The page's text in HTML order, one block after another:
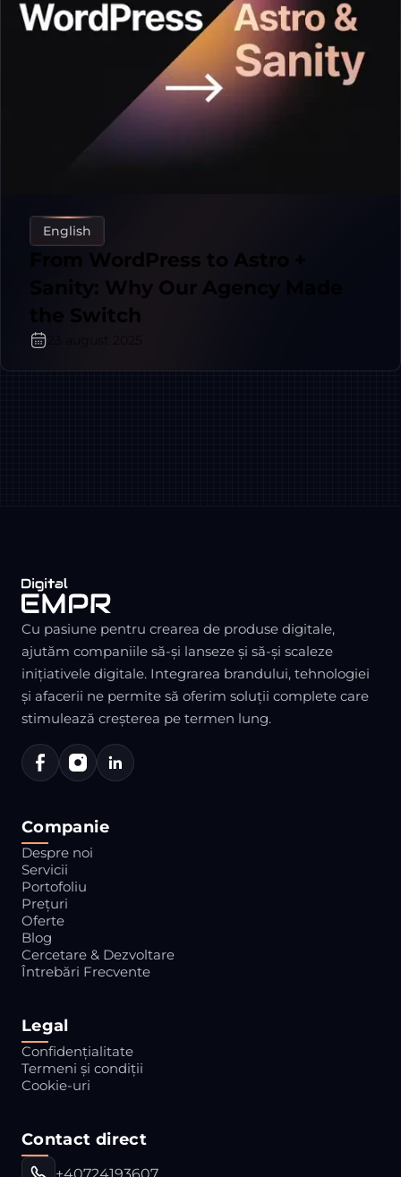
English
From WordPress to Astro +
Sanity: Why Our Agency Made
the Switch
Cu pasiune pentru crearea de produse digitale,
ajutăm companiile să-și lanseze și să-și scaleze
inițiativele digitale. Integrarea brandului, tehnologiei
și afacerii ne permite să oferim soluții complete care
stimulează creșterea pe termen lung.
Companie
Despre noi
Servicii
Portofoliu
Prețuri
Oferte
Blog
Cercetare & Dezvoltare
Întrebări Frecvente
Legal
Confidențialitate
Termeni și condiții
Cookie-uri
Contact direct
+40724193607